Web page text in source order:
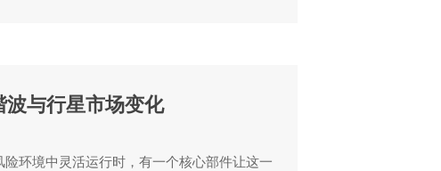
波与行星市场变化
环境中灵活运行时，有一个核心部件让这一